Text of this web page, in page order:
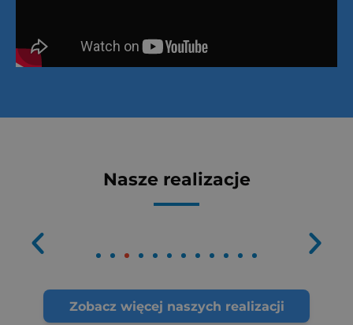
Nasze realizacje
Zobacz więcej naszych realizacji